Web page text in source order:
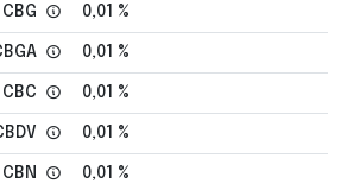
CBG 0,01 %
0,01 %
CBC 0,01 %
0,01 %
CBN 0,01 %